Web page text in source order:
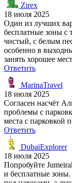
Zirex
18 июля 2025
Один из лучших
бесплатные зоны
чистый, с белым
особенно в
занять хорошее
Ответить
MarinaTravel
18 июля 2025
Согласен насчёт
проблемы с
места с парковкой
Ответить
DubaiExplorer
18 июля 2025
Попробуйте
и бесплатные